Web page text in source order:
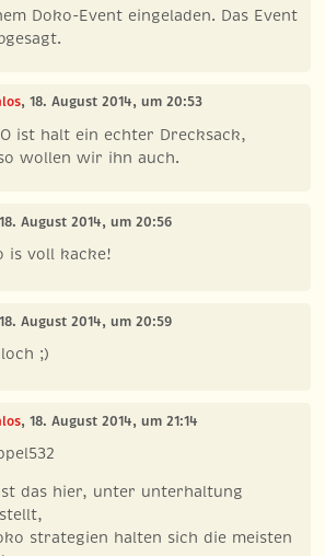
Doko-Event eingeladen. Das Event
, 18. August 2014, um 20:53
ist halt ein echter Drecksack,
wollen wir ihn auch.
August 2014, um 20:56
is voll kacke!
August 2014, um 20:59
;)
, 18. August 2014, um 21:14
das hier, unter unterhaltung
strategien halten sich die meisten